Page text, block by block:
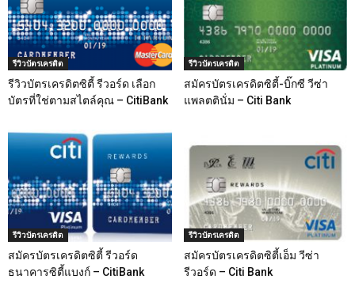
รีวิวบัตรเครดิต
รีวิวบัตรเครดิตซิตี้ รีวอร์ด เลือก
บัตรที่ใช่ตามสไตล์คุณ – CitiBank
รีวิวบัตรเครดิต
สมัครบัตรเครดิตซิตี้-บิ๊กซี วีซ่า
แพลตตินั่ม – Citi Bank
รีวิวบัตรเครดิต
สมัครบัตรเครดิตซิตี้ รีวอร์ด
ธนาคารซิตี้แบงก์ – CitiBank
รีวิวบัตรเครดิต
สมัครบัตรเครดิตซิตี้เอ็ม วีซ่า
รีวอร์ด – Citi Bank